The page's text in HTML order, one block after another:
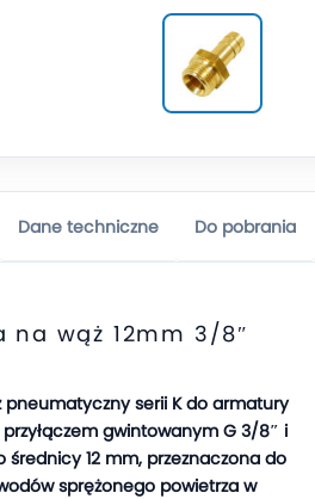
Dane techniczne Do pobrania
na wąż 12mm 3/8″
pneumatyczny serii K do armatury
gwintowanym G 3/8″ i
średnicy 12 mm, przeznaczona do
sprężonego powietrza w